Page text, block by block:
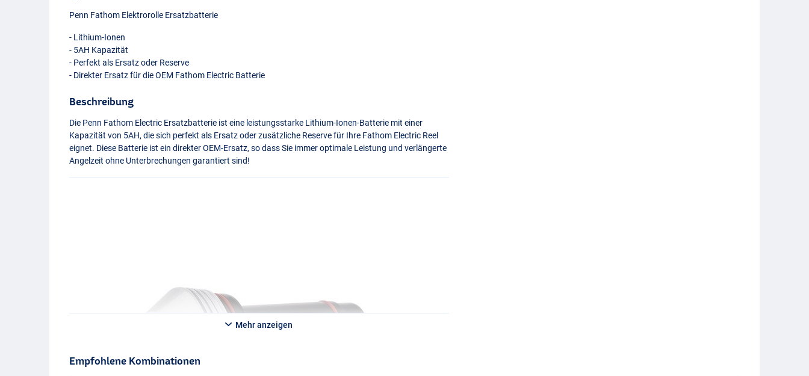
Penn Fathom Elektrorolle Ersatzbatterie
- Lithium-Ionen
- 5AH Kapazität
- Perfekt als Ersatz oder Reserve
- Direkter Ersatz für dieOEM Fathom Electric Batterie
Beschreibung
Die Penn Fathom Electric Ersatzbatterie ist eine leistungsstarke Lithium-Ionen-Batterie mit einer
Kapazität von 5AH, die sich perfekt als Ersatz oder zusätzliche Reserve für Ihre Fathom Electric Reel
eignet. Diese Batterie ist ein direkterOEM-Ersatz, so dass Sie immer optimale Leistung und verlängerte
Angelzeit ohne Unterbrechungen garantiert sind!
Mehr anzeigen
Empfohlene Kombinationen